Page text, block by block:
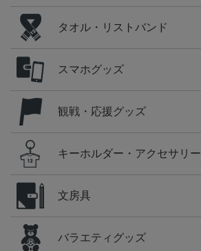
タオル・リストバンド
スマホグッズ
観戦・応援グッズ
キーホルダー・アクセサリー
文房具
バラエティグッズ